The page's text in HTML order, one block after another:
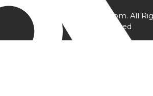
@ YPtrainer.com. All
Reserved